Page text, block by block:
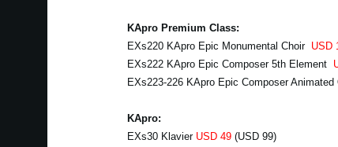
KApro Premium Class:
EXs220 KApro Epic Monumental Choir USD
EXs222 KApro Epic Composer 5th Element
EXs223-226 KApro Epic Composer Animated
KApro:
EXs30 Klavier USD 49(USD 99)